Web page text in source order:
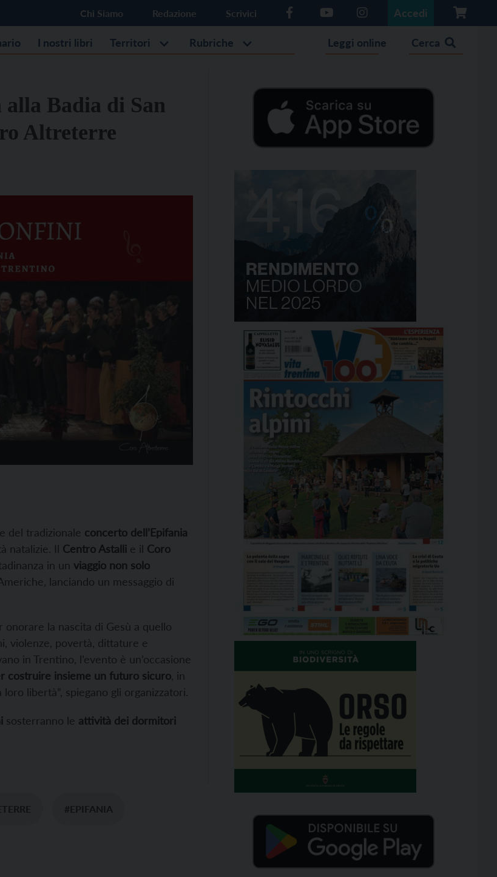
Chi Siamo Redazione Scrivici Accedi
I nostri libri Territori Rubriche Leggi online Cerca
Badia di San
Altreterre
del tradizionale concerto dell’Epifania
natalizie. Il Centro Astalli e il Coro
in un viaggio non solo
lanciando un messaggio di
onorare la nascita di Gesù a quello
violenze, povertà, dittature e
in Trentino, l’evento è un’occasione
costruire insieme un futuro sicuro , in
libertà”, spiegano gli organizzatori.
sosterranno le attività dei dormitori
#EPIFANIA